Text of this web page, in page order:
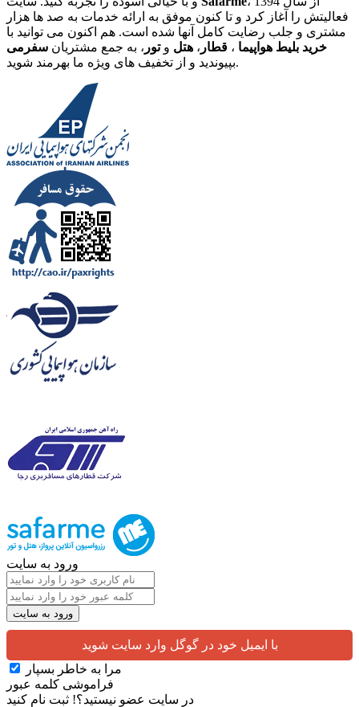
فعالیتش را آغاز کرد و تا کنون موفق به ارائه خدمات به صد ها هزار
مشتری و جلب رضایت کامل آنها شده است. هم اکنون می توانید با
خرید بلیط هواپیما ، قطار ، هتل وتور ، به جمع مشتریان سفرمی
بپیوندید و از تخفیف های ویژه ما بهرمند شوید.
ورود به سایت
با ایمیل خود در گوگل وارد سایت شوید
مرا به خاطر بسپار
فراموشی کلمه عبور
در سایت عضو نیستید؟! ثبت نام کنید